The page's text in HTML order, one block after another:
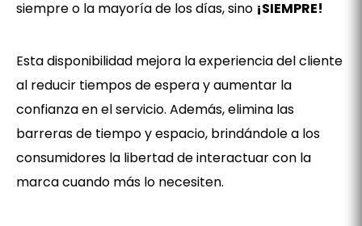
siempre o la mayoría de los días, sino ¡SIEMPRE!
Esta disponibilidad mejora la experiencia del cliente
al reducir tiempos de espera y aumentar la
confianza en el servicio. Además, elimina las
barreras de tiempo y espacio, brindándole a los
consumidores la libertad de interactuar con la
marca cuando más lo necesiten.